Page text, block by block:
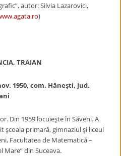
autor: Silvia Lazarovici,
)
TRAIAN
1950, com. Hăneşti, jud.
Din 1959 locuieşte în Săveni. A
şcoala primară, gimnaziul şi liceul
Facultatea de Matematică –
Mare” din Suceava.